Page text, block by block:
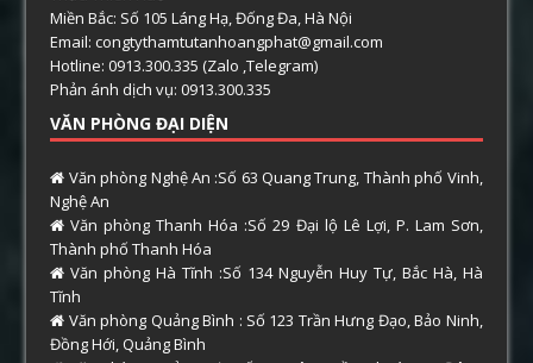
Miền Bắc: Số 105 Láng Hạ, Đống Đa, Hà Nội
Email: congtythamtutanhoangphat@gmail.com
Hotline: 0913.300.335 (Zalo ,Telegram)
Phản ánh dịch vụ: 0913.300.335
VĂN PHÒNG ĐẠI DIỆN
Văn phòng Nghệ An :Số 63 Quang Trung, Thành phố Vinh,
Nghệ An
Văn phòng Thanh Hóa :Số 29 Đại lộ Lê Lợi, P. Lam Sơn,
Thành phố Thanh Hóa
Văn phòng Hà Tĩnh :Số 134 Nguyễn Huy Tự, Bắc Hà, Hà
Tĩnh
Văn phòng Quảng Bình : Số 123 Trần Hưng Đạo, Bảo Ninh,
Đồng Hới, Quảng Bình